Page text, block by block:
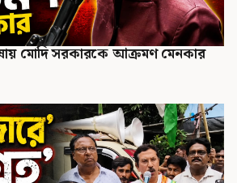
মোদি সরকারকে আক্রমণ মেনকার